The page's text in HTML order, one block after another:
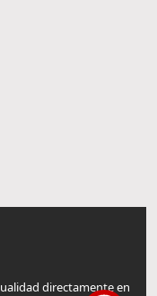
directamente en